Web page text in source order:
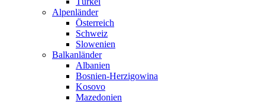
Alpenländer
Österreich
Schweiz
Slowenien
Balkanländer
Albanien
Bosnien-Herzigowina
Kosovo
Mazedonien